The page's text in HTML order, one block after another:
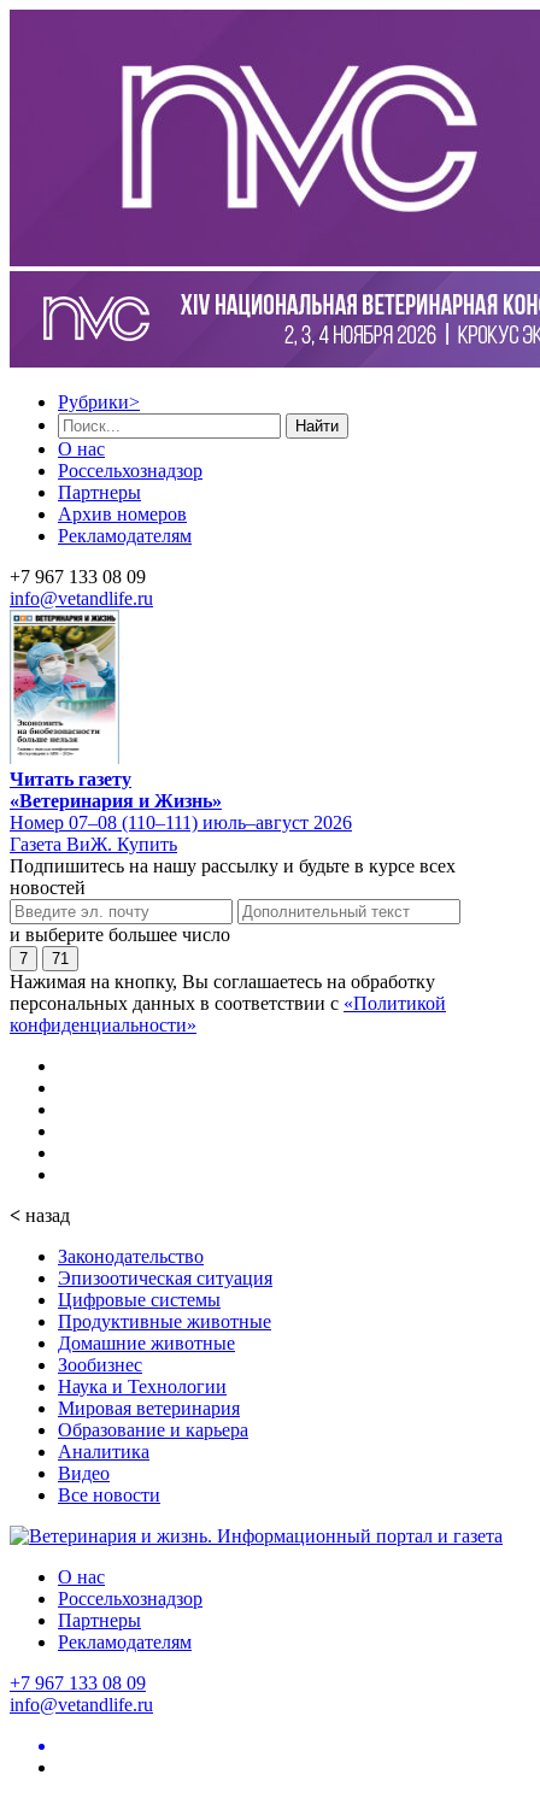
Рубрики>
Найти
О нас
Россельхознадзор
Партнеры
Архив номеров
Рекламодателям
+7 967 133 08 09
info@vetandlife.ru
Читать газету
«Ветеринария и Жизнь»
Номер 07–08 (110–111) июль–август 2026
Газета ВиЖ. Купить
Подпишитесь на нашу рассылку и будьте в курсе всех
новостей
и выберите большее число
7 71
Нажимая на кнопку, Вы соглашаетесь на обработку
персональных данных в соответствии с «Политикой
конфиденциальности»
< назад
Законодательство
Эпизоотическая ситуация
Цифровые системы
Продуктивные животные
Домашние животные
Зообизнес
Наука и Технологии
Мировая ветеринария
Образование и карьера
Аналитика
Видео
Все новости
О нас
Россельхознадзор
Партнеры
Рекламодателям
+7 967 133 08 09
info@vetandlife.ru